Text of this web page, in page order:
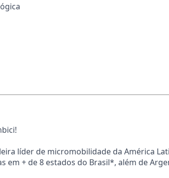
líder de micromobilidade da América
em + de 8 estados do Brasil*, além de